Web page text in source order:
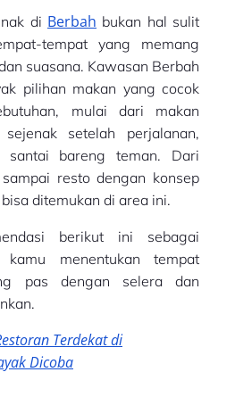
di Berbah bukan hal sulit
tempat yang memang
suasana. Kawasan Berbah
pilihan makan yang cocok
mulai dari makan
setelah perjalanan,
santai bareng teman. Dari
resto dengan konsep
ditemukan di area ini.
berikut ini sebagai
kamu menentukan tempat
pas dengan selera dan
Terdekat di
Dicoba